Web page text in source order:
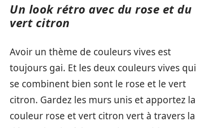
Un look rétro avec du rose et du
vert citron
Avoir un thème de couleurs vives est
toujours gai. Et les deux couleurs vives qui
se combinent bien sont le rose et le vert
citron. Gardez les murs unis et apportez la
couleur rose et vert citron vert à travers la